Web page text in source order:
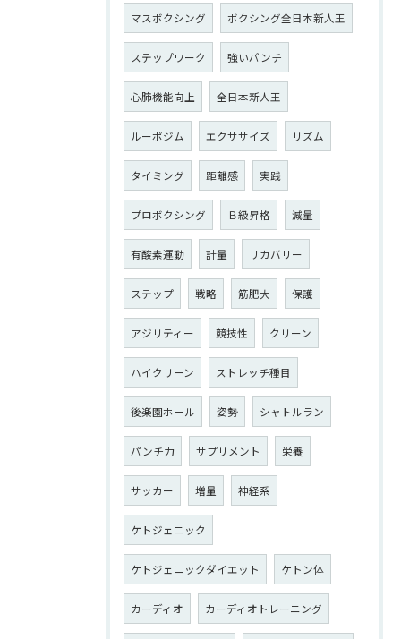
マスボクシング ボクシング全日本新人王
ステップワーク 強いパンチ
心肺機能向上 全日本新人王
ルーポジム エクササイズ リズム
タイミング 距離感 実践
プロボクシング Ｂ級昇格 減量
有酸素運動 計量 リカバリー
ステップ 戦略 筋肥大 保護
アジリティー 競技性 クリーン
ハイクリーン ストレッチ種目
後楽園ホール 姿勢 シャトルラン
パンチ力 サプリメント 栄養
サッカー 増量 神経系
ケトジェニック
ケトジェニックダイエット ケトン体
カーディオ カーディオトレーニング